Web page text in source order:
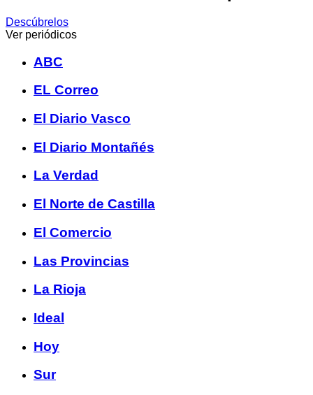
Descúbrelos
Ver periódicos
ABC
EL Correo
El Diario Vasco
El Diario Montañés
La Verdad
El Norte de Castilla
El Comercio
Las Provincias
La Rioja
Ideal
Hoy
Sur